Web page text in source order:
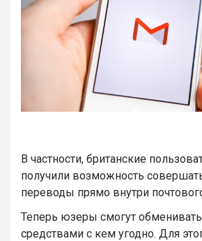
В частности, британские
получили возможность
переводы прямо внутри
Теперь юзеры смогут
средствами с кем угодно. Для